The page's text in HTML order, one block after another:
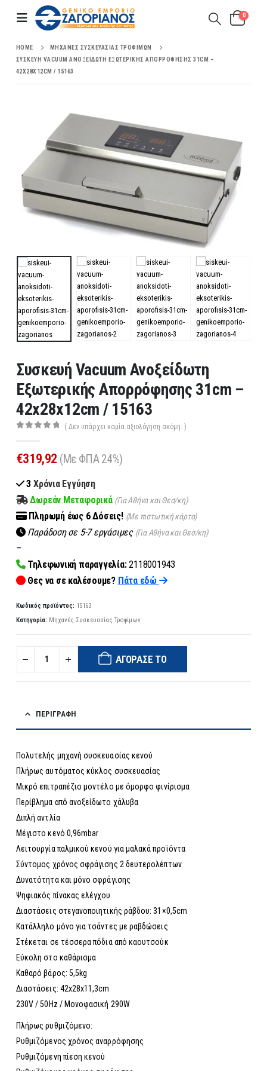
0
HOME
ΜΗΧΑΝΈΣ ΣΥΣΚΕΥΑΣΊΑΣ ΤΡΟΦΊΜΩΝ
ΣΥΣΚΕΥΉ VACUUM ΑΝΟΞΕΊΔΩΤΗ ΕΞΩΤΕΡΙΚΉΣ ΑΠΟΡΡΌΦΗΣΗΣ 31CM –
42X28X12CM / 15163
Συσκευή Vacuum Ανοξείδωτη
Εξωτερικής Απορρόφησης 31cm –
42x28x12cm / 15163
( Δεν υπάρχει καμία αξιολόγηση ακόμη. )
€319,92 (Με ΦΠΑ 24%)
3 Χρόνια Εγγύηση
Δωρεάν Μεταφορικά (Για Αθήνα και Θεσ/κη)
Πληρωμή έως 6Δόσεις! (Με πιστωτική κάρτα)
Παράδοση σε 5-7 εργάσιμες (Για Αθήνα και Θεσ/κη)
–
Τηλεφωνική παραγγελία:2118001943
Θες να σε καλέσουμε? Πάτα εδώ
Κωδικός προϊόντος: 15163
Κατηγορία: Μηχανές Συσκευασίας Τροφίμων
ΑΓΌΡΑΣΈ ΤΟ
ΠΕΡΙΓΡΑΦΉ
Πολυτελής μηχανή συσκευασίας κενού
Πλήρως αυτόματος κύκλος συσκευασίας
Μικρό επιτραπέζιο μοντέλο με όμορφο φινίρισμα
Περίβλημα από ανοξείδωτο χάλυβα
Διπλή αντλία
Μέγιστο κενό 0,96mbar
Λειτουργία παλμικού κενού για μαλακά προϊόντα
Σύντομος χρόνος σφράγισης 2 δευτερολέπτων
Δυνατότητα και μόνο σφράγισης
Ψηφιακός πίνακας ελέγχου
Διαστάσεις στεγανοποιητικής ράβδου: 31×0,5cm
Κατάλληλο μόνο για τσάντες με ραβδώσεις
Στέκεται σε τέσσερα πόδια από καουτσούκ
Εύκολη στο καθάρισμα
Καθαρό βάρος: 5,5kg
Διαστάσεις: 42x28x11,3cm
230V / 50Hz / Μονοφασική 290W
Πλήρως ρυθμιζόμενο:
Ρυθμιζόμενος χρόνος αναρρόφησης
Ρυθμιζόμενη πίεση κενού